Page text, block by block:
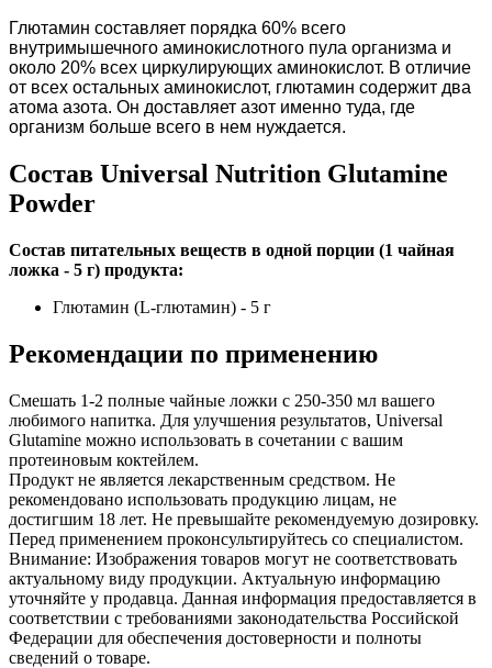
Глютамин составляет порядка 60% всего
внутримышечного аминокислотного пула организма и
около 20% всех циркулирующих аминокислот. В отличие
от всех остальных аминокислот, глютамин содержит два
атома азота. Он доставляет азот именно туда, где
организм больше всего в нем нуждается.
Состав Universal Nutrition Glutamine
Powder
Состав питательных веществ в одной порции (1 чайная
ложка - 5 г) продукта:
Глютамин (L-глютамин) - 5 г
Рекомендации по применению
Смешать 1-2 полные чайные ложки с 250-350 мл вашего
любимого напитка. Для улучшения результатов, Universal
Glutamine можно использовать в сочетании с вашим
протеиновым коктейлем.
Продукт не является лекарственным средством. Не
рекомендовано использовать продукцию лицам, не
достигшим 18 лет. Не превышайте рекомендуемую дозировку.
Перед применением проконсультируйтесь со специалистом.
Внимание: Изображения товаров могут не соответствовать
актуальному виду продукции. Актуальную информацию
уточняйте у продавца. Данная информация предоставляется в
соответствии с требованиями законодательства Российской
Федерации для обеспечения достоверности и полноты
сведений о товаре.